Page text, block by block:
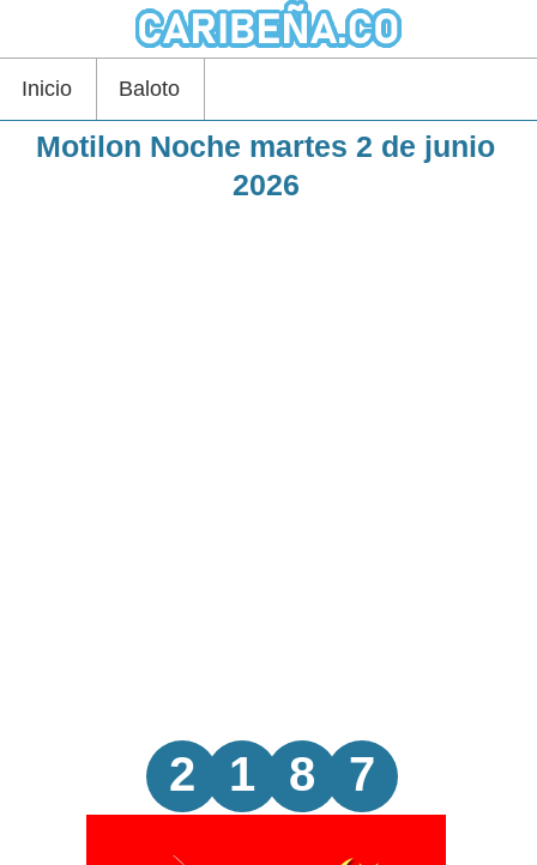
Inicio Baloto
Motilon Noche martes 2 de junio
2026
2 1 8 7